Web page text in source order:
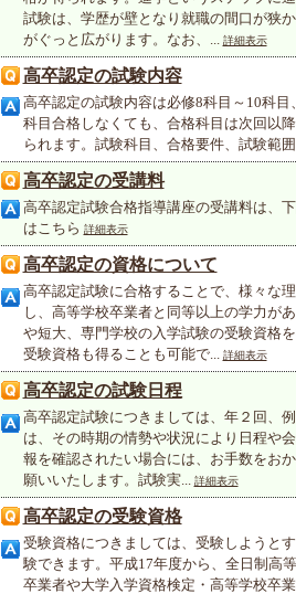
試験は、学歴が壁となり就職の間口が狭
がぐっと広がります。なお、... 詳細表示
高卒認定の試験内容
高卒認定の試験内容は必修8科目～10科
科目合格しなくても、合格科目は次回以
られます。試験科目、合格要件、試験範
高卒認定の受講料
高卒認定試験合格指導講座の受講料は、
はこちら 詳細表示
高卒認定の資格について
高卒認定試験に合格することで、様々な
し、高等学校卒業者と同等以上の学力が
や短大、専門学校の入学試験の受験資格
受験資格も得ることも可能で... 詳細表示
高卒認定の試験日程
高卒認定試験につきましては、年２回、
は、その時期の情勢や状況により日程や
報を確認されたい場合には、お手数をお
願いいたします。試験実... 詳細表示
高卒認定の受験資格
受験資格につきましては、受験しようと
験できます。平成17年度から、全日制高
卒業者や大学入学資格検定・高等学校卒